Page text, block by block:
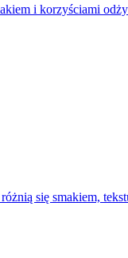
i korzyściami
się smakiem,